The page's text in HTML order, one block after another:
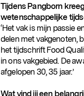
Tijdens Pangborn
wetenschappelijke
‘Het vak is mijn passie
delen met vakgenoten,
het tijdschrift Food
in ons vakgebied. De
afgelopen 30, 35 jaar.’
Wat vind jij een